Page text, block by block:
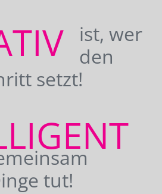
ist, wer
den
setzt!
tut!